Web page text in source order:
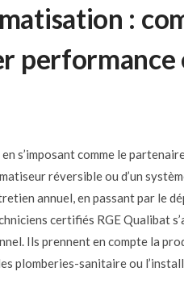
:
performance
s’imposant comme le
réversible ou d’un
annuel, en passant par le
certifiés RGE Qualibat
Ils prennent en compte la
plomberies-sanitaire ou